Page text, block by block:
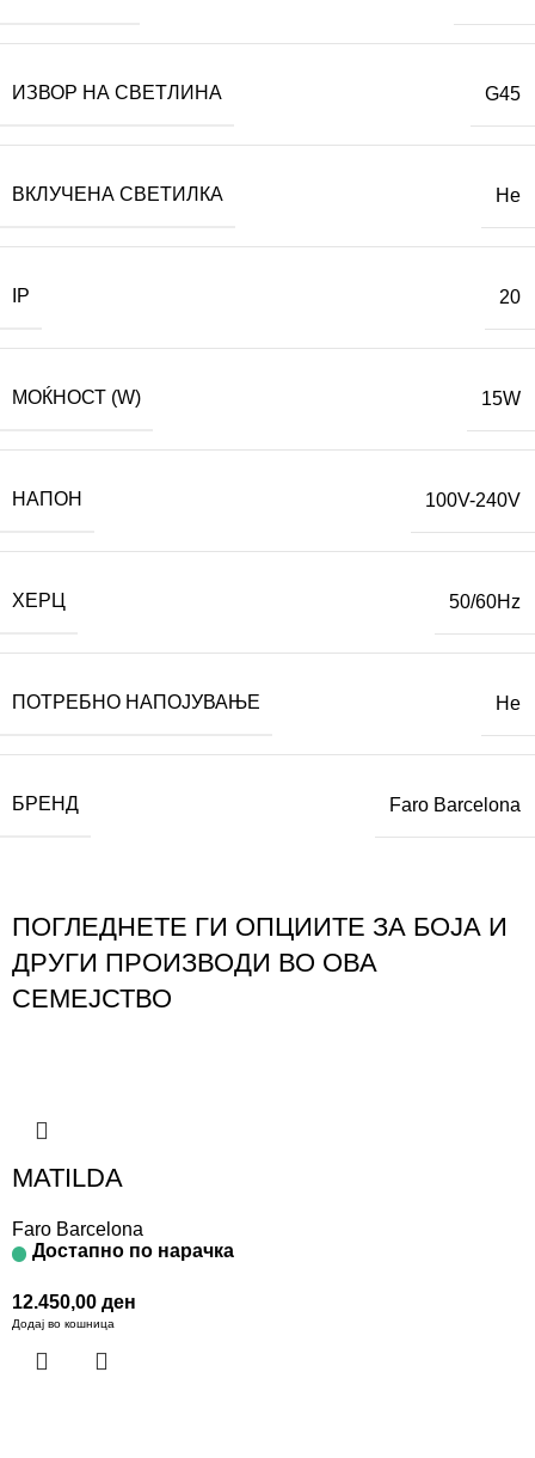
ИЗВОР НА СВЕТЛИНА G45
ВКЛУЧЕНА СВЕТИЛКА Не
IP 20
МОЌНОСТ (W) 15W
НАПОН 100V-240V
ХЕРЦ 50/60Hz
ПОТРЕБНО НАПОЈУВАЊЕ Не
БРЕНД Faro Barcelona
ПОГЛЕДНЕТЕ ГИ ОПЦИИТЕ ЗА БОЈА И
ДРУГИ ПРОИЗВОДИ ВО ОВА
СЕМЕЈСТВО
MATILDA
Faro Barcelona
Достапно по нарачка
12.450,00 ден
Додај во кошница